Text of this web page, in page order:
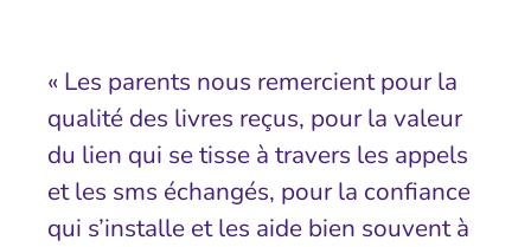
« Les parents nous remercient pour la
qualité des livres reçus, pour la valeur
du lien qui se tisse à travers les appels
et les sms échangés, pour la confiance
qui s’installe et les aide bien souvent à